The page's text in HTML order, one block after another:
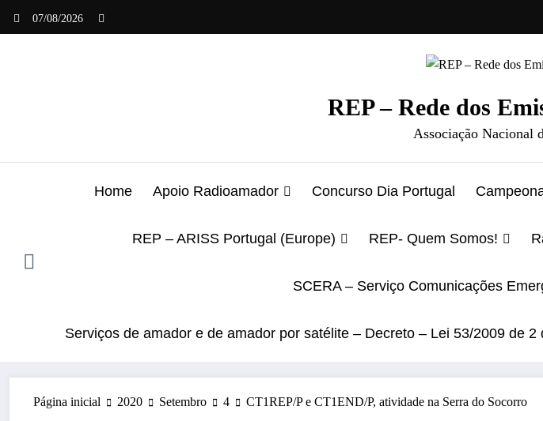
07/08/2026
REP – Rede dos
Associação Nacional
Home Apoio Radioamador Concurso Dia Portugal
REP – ARISS Portugal (Europe) REP- Quem Somos!
SCERA – Serviço Comunicações
Serviços de amador e de amador por satélite – Decreto – Lei 53/2009 de
Página inicial 2020 Setembro 4 CT1REP/P e CT1END/P, atividade na Serra do Socorro